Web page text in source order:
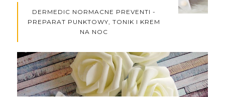
DERMEDIC NORMACNE PREVENTI -
PREPARAT PUNKTOWY, TONIK I KREM
NA NOC